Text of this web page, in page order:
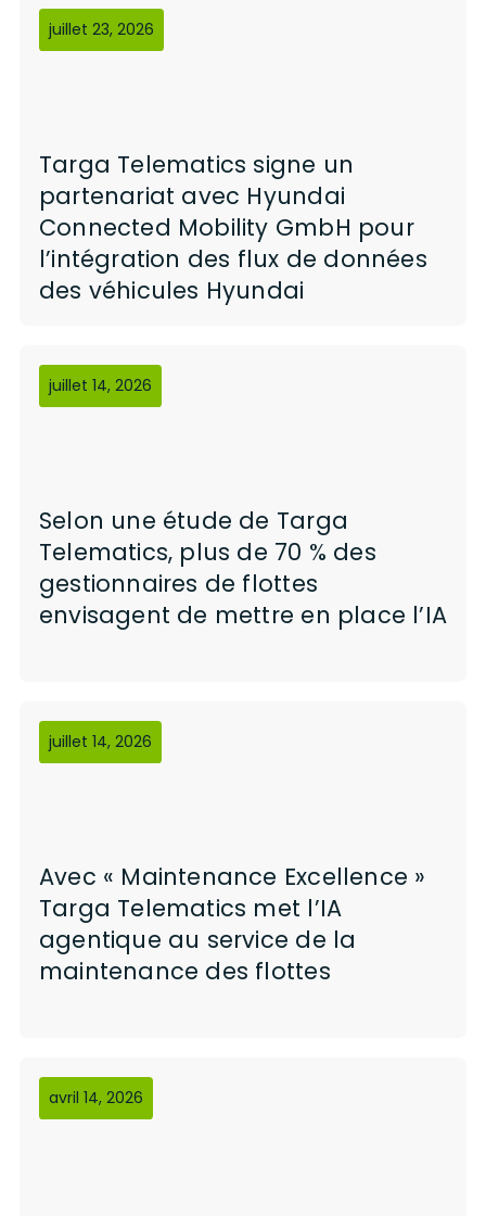
juillet 23, 2026
Targa Telematics signe un
partenariat avec Hyundai
Connected Mobility GmbH pour
l’intégration des flux de données
des véhicules Hyundai
juillet 14, 2026
Selon une étude de Targa
Telematics, plus de 70 % des
gestionnaires de flottes
envisagent de mettre en place l’IA
juillet 14, 2026
Avec « Maintenance Excellence »
Targa Telematics met l’IA
agentique au service de la
maintenance des flottes
avril 14, 2026